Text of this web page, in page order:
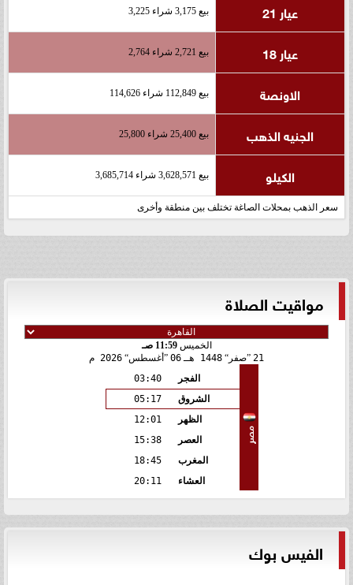
عيار 21 بيع 3,175 شراء 3,225
عيار 18 بيع 2,721 شراء 2,764
الاونصة بيع 112,849 شراء 114,626
الجنيه الذهب بيع 25,400 شراء 25,800
الكيلو بيع 3,628,571 شراء 3,685,714
سعر الذهب بمحلات الصاغة تختلف بين منطقة وأخرى
مواقيت الصلاة
الخميس11:59 صـ
21 صفر 1448 هـ 06 أغسطس 2026 م
مصر
الفجر
03:40
الشروق
05:17
الظهر
12:01
العصر
15:38
المغرب
18:45
العشاء
20:11
الفيس بوك